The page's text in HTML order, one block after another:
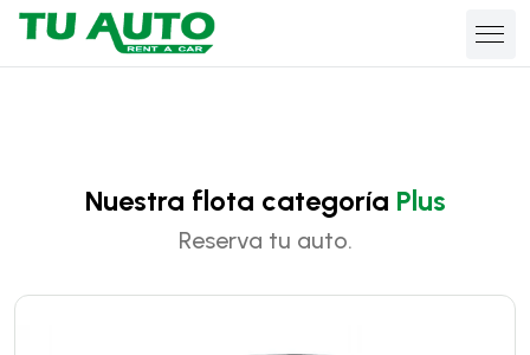
Nuestra flota categoría Plus
Reserva tu auto.